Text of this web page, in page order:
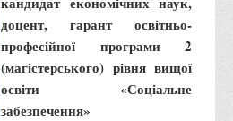
доцент, гарант освітньо-
професійної програми 2
(магістерського) рівня вищої
освіти «Соціальне
забезпечення»